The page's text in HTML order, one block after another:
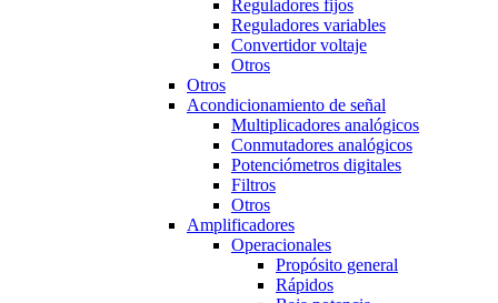
Reguladores fijos
Reguladores variables
Convertidor voltaje
Otros
Otros
Acondicionamiento de señal
Multiplicadores analógicos
Conmutadores analógicos
Potenciómetros digitales
Filtros
Otros
Amplificadores
Operacionales
Propósito general
Rápidos